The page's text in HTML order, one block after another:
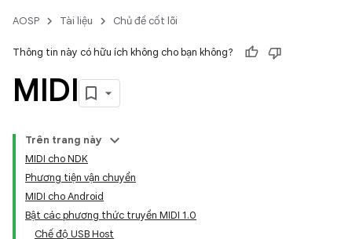
AOSP Tài liệu Chủ đề cốt lõi
Thông tin này có hữu ích không cho bạn không?
MIDI
Trên trang này
MIDI cho NDK
Phương tiện vận chuyển
MIDI cho Android
Bật các phương thức truyền MIDI 1.0
Chế độ USB Host